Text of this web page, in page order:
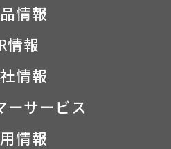
情報
情報
情報
ーサービス
情報